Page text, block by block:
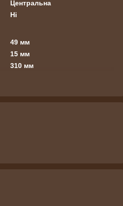
Центральна
Ні
49 мм
15 мм
310 мм